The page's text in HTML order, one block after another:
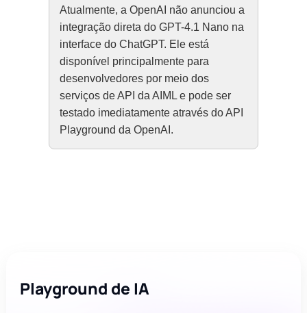
Atualmente, a OpenAI não anunciou a
integração direta do GPT-4.1 Nano na
interface do ChatGPT. Ele está
disponível principalmente para
desenvolvedores por meio dos
serviços de API da AIML e pode ser
testado imediatamente através do API
Playground da OpenAI.
Playground de IA